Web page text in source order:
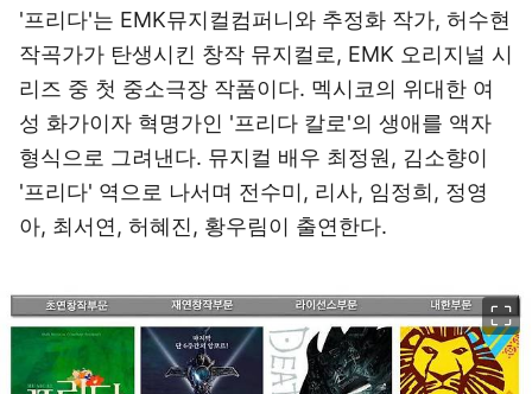
'프리다'는 EMK뮤지컬컴퍼니와 추정화 작가, 허수현
작곡가가 탄생시킨 창작 뮤지컬로, EMK 오리지널 시
리즈 중 첫 중소극장 작품이다. 멕시코의 위대한 여
성 화가이자 혁명가인 '프리다 칼로'의 생애를 액자
형식으로 그려낸다. 뮤지컬 배우 최정원, 김소향이
'프리다' 역으로 나서며 전수미, 리사, 임정희, 정영
아, 최서연, 허혜진, 황우림이 출연한다.